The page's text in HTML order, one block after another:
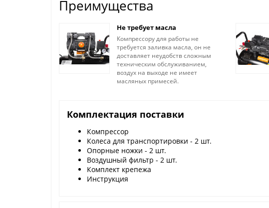
Преимущества
Не требует масла
Компрессору для работы не
требуется заливка масла, он не
доставляет неудобств сложным
техническим обслуживанием,
воздух на выходе не имеет
масляных примесей.
Комплектация поставки
Компрессор
Колеса для транспортировки - 2 шт.
Опорные ножки - 2 шт.
Воздушный фильтр - 2 шт.
Комплект крепежа
Инструкция